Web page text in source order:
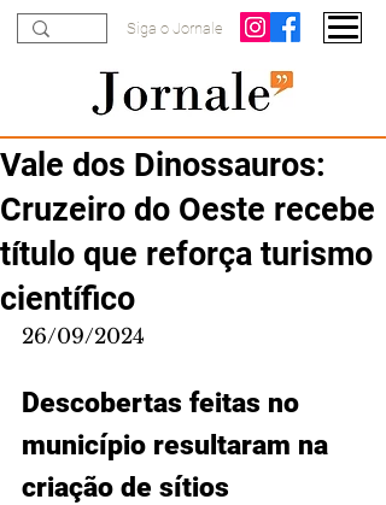
Siga o Jornale
Vale dos Dinossauros:
Cruzeiro do Oeste recebe
título que reforça turismo
científico
26/09/2024
Descobertas feitas no
município resultaram na
criação de sítios